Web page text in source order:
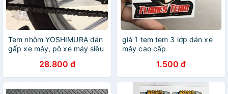
Tem nhôm YOSHIMURA dán
gấp xe máy, pô xe máy siêu
28.800 đ
giá 1 tem tem 3 lớp dán xe
máy cao cấp
1.500 đ